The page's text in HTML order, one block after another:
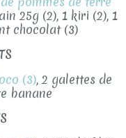
25g (2), 1 kiri (2), 1
chocolat (3)
(3), 2 galettes de
banane